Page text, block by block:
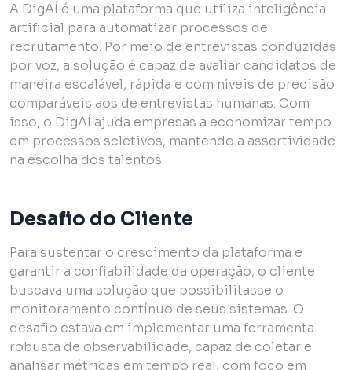
A DigAÍ é uma plataforma que utiliza inteligência
artificial para automatizar processos de
recrutamento. Por meio de entrevistas conduzidas
por voz, a solução é capaz de avaliar candidatos de
maneira escalável, rápida e com níveis de precisão
comparáveis aos de entrevistas humanas. Com
isso, o DigAÍ ajuda empresas a economizar tempo
em processos seletivos, mantendo a assertividade
na escolha dos talentos.
Desafio do Cliente
Para sustentar o crescimento da plataforma e
garantir a confiabilidade da operação, o cliente
buscava uma solução que possibilitasse o
monitoramento contínuo de seus sistemas. O
desafio estava em implementar uma ferramenta
robusta de observabilidade, capaz de coletar e
analisar métricas em tempo real, com foco em